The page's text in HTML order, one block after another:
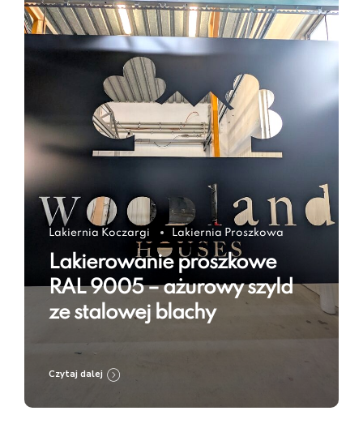
Lakiernia Koczargi Lakiernia Proszkowa
Lakierowanie proszkowe
RAL 9005 – ażurowy szyld
ze stalowej blachy
Czytaj dalej